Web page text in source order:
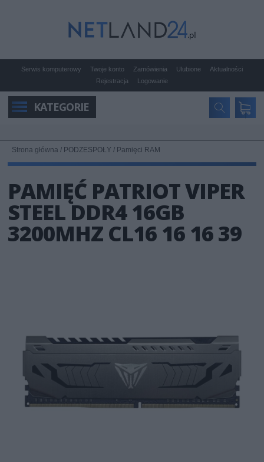
Serwis komputerowy Twoje konto Zamówienia Ulubione
Aktualności
Rejestracja
Logowanie
KATEGORIE
Strona główna / PODZESPOŁY / Pamięci RAM
PAMIĘĆ PATRIOT VIPER
STEEL DDR4 16GB
3200MHZ CL16 16 16 39